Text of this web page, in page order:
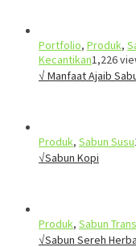
Portfolio, Produk,
Kecantikan1,226
√ Manfaat Ajaib
Produk, Sabun Susu
√Sabun Kopi
Produk, Sabun
√Sabun Sereh